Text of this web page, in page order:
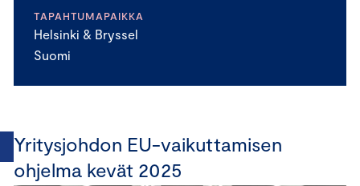
TAPAHTUMAPAIKKA
Helsinki & Bryssel
Suomi
Yritysjohdon EU-vaikuttamisen
ohjelma kevät 2025